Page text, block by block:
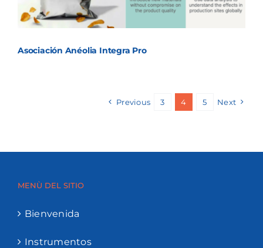
Asociación Anéolia Integra Pro
Previous 3 4 5 Next
MENÙ DEL SITIO
Bienvenida
Instrumentos